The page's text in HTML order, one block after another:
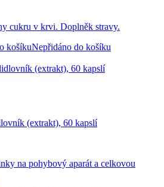
cukru v krvi. Doplněk stravy.
košíkuNepřidáno do košíku
(extrakt), 60 kapslí
na pohybový aparát a celkovou